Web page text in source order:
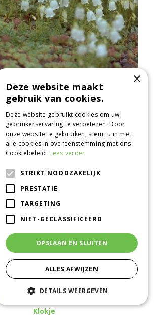
cochleariifolia 'Alba'
Klokje
×
Deze website maakt
gebruik van cookies.
Deze website gebruikt cookies om uw
gebruikerservaring te verbeteren. Door
onze website te gebruiken, stemt u in met
alle cookies in overeenstemming met ons
Cookiebeleid. Lees verder
STRIKT NOODZAKELIJK
PRESTATIE
TARGETING
NIET-GECLASSIFICEERD
OPSLAAN EN SLUITEN
ALLES AFWIJZEN
DETAILS WEERGEVEN